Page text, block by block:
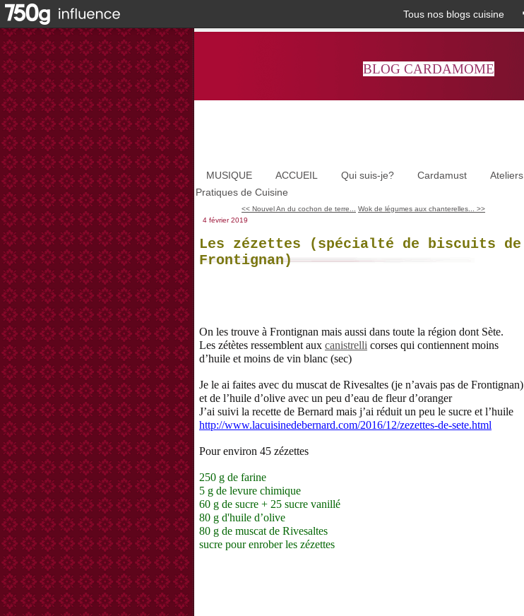
Tous nos blogs cuisine
BLOG CARDAMOME
MUSIQUE ACCUEIL Qui suis-je? Cardamust
Ateliers
Pratiques de Cuisine
<< Nouvel An du cochon de terre...
Wok de légumes aux chanterelles... >>
4 février 2019
Les zézettes (spécialté de biscuits de
Frontignan)
On les trouve à Frontignan mais aussi dans toute la région dont Sète.
Les zétètes ressemblent aux canistrelli corses qui contiennent moins
d’huile et moins de vin blanc (sec)
Je le ai faites avec du muscat de Rivesaltes (je n’avais pas de Frontignan)
et de l’huile d’olive avec un peu d’eau de fleur d’oranger
J’ai suivi la recette de Bernard mais j’ai réduit un peu le sucre et l’huile
http://www.lacuisinedebernard.com/2016/12/zezettes-de-sete.html
Pour environ 45 zézettes
250 g de farine
5 g de levure chimique
60 g de sucre + 25 sucre vanillé
80 g d'huile d’olive
80 g de muscat de Rivesaltes
sucre pour enrober les zézettes